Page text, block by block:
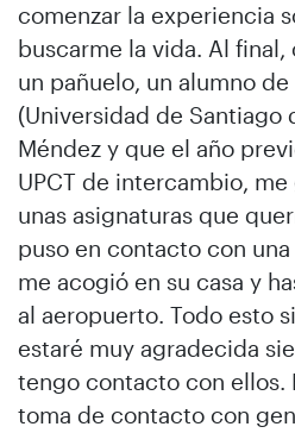
comenzar la experiencia
buscarme la vida. Al
un pañuelo, un alumno de
(Universidad de Santiago
Méndez y que el año
UPCT de intercambio,
unas asignaturas que
puso en contacto con
me acogió en su casa y
al aeropuerto. Todo esto
estaré muy agradecida
tengo contacto con ellos.
toma de contacto con